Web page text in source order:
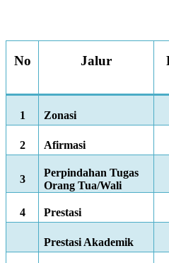
No Jalur
1 Zonasi
2 Afirmasi
3
Perpindahan Tugas
Orang Tua/Wali
4 Prestasi
Prestasi Akademik